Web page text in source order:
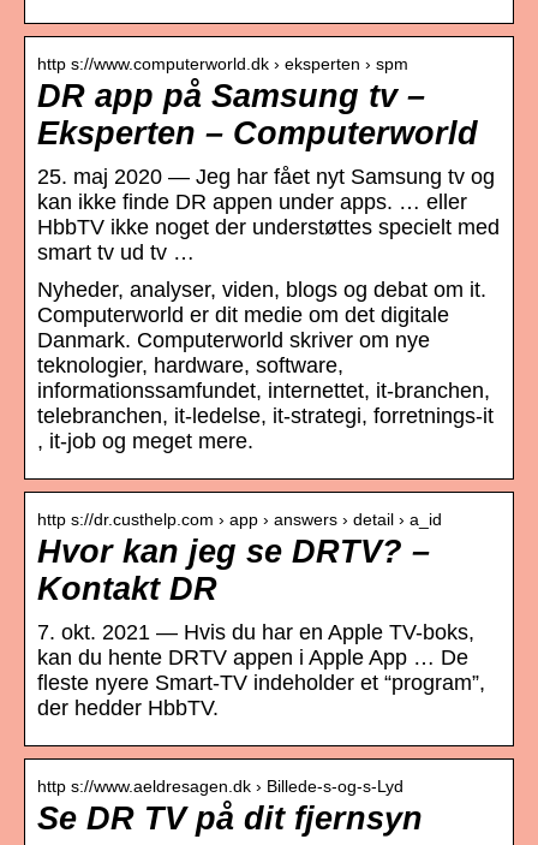
http s://www.computerworld.dk › eksperten › spm
DR app på Samsung tv –
Eksperten – Computerworld
25. maj 2020 — Jeg har fået nyt Samsung tv og
kan ikke finde DR appen under apps. … eller
HbbTV ikke noget der understøttes specielt med
smart tv ud tv …
Nyheder, analyser, viden, blogs og debat om it.
Computerworld er dit medie om det digitale
Danmark. Computerworld skriver om nye
teknologier, hardware, software,
informationssamfundet, internettet, it-branchen,
telebranchen, it-ledelse, it-strategi, forretnings-it
, it-job og meget mere.
http s://dr.custhelp.com › app › answers › detail › a_id
Hvor kan jeg se DRTV? –
Kontakt DR
7. okt. 2021 — Hvis du har en Apple TV-boks,
kan du hente DRTV appen i Apple App … De
fleste nyere Smart-TV indeholder et “program”,
der hedder HbbTV.
http s://www.aeldresagen.dk › Billede-s-og-s-Lyd
Se DR TV på dit fjernsyn